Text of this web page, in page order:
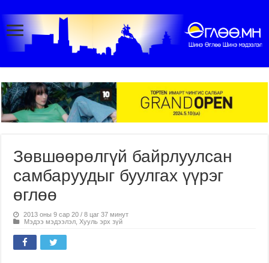
Зөвшөөрөлгүй байрлуулсан
самбаруудыг буулгах үүрэг
өглөө
2013 оны 9 сар 20 / 8 цаг 37 минут
Мэдээ мэдээлэл ,Хууль эрх зүй